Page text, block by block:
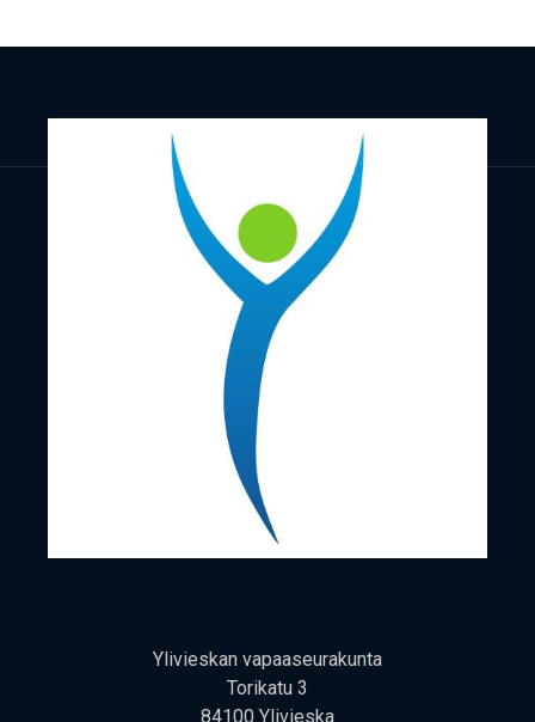
Yli­vies­kan vapaaseurakunta
Tori­ka­tu 3
84100 Ylivieska